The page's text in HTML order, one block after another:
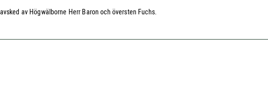
av Högwälborne Herr Baron och översten Fuchs.